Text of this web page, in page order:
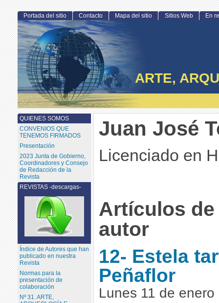
ARTE,
Juan José
Licenciado en
Artículos
autor
12- Estela
Peñaflor
Lunes 11 de
Portada del sitio Contacto Mapa del sitio Sitios Web En
QUIENES SOMOS
CONVENIOS QUE
TENEMOS FIRMADOS
Presentación
2023 Junta de Gobierno,
Coordinadores y Consejo
de Redacción de la
Revista
REVISTAS -descargas-
Índice de Autores que han
publicado en nuestra
Revista
Normas para la
presentación de
colaboración
Nº 31. ARTE,